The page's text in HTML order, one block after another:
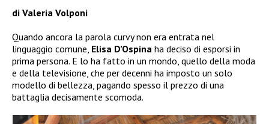
di Valeria Volponi
Quando ancora la parola curvy non era entrata nel
linguaggio comune, Elisa D’Ospina ha deciso di esporsi in
prima persona. E lo ha fatto in un mondo, quello della moda
e della televisione, che per decenni ha imposto un solo
modello di bellezza, pagando spesso il prezzo di una
battaglia decisamente scomoda.